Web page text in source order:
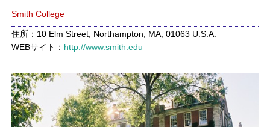
Smith College
住所：10 Elm Street, Northampton, MA, 01063 U.S.A.
WEBサイト： http://www.smith.edu